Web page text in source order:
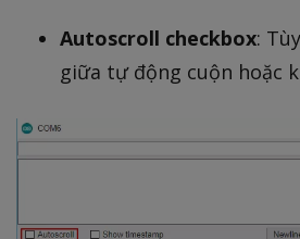
Autoscroll checkbox:
giữa tự động cuộn hoặc